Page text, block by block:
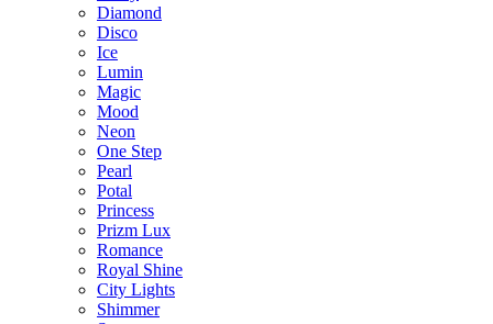
Diamond
Disco
Ice
Lumin
Magic
Mood
Neon
One Step
Pearl
Potal
Princess
Prizm Lux
Romance
Royal Shine
City Lights
Shimmer